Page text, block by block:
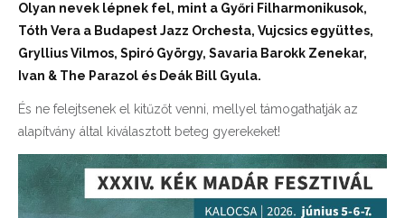
Olyan nevek lépnek fel, mint a Győri Filharmonikusok,
Tóth Vera a Budapest Jazz Orchesta, Vujcsics együttes,
Gryllius Vilmos, Spiró György, Savaria Barokk Zenekar,
Ivan & The Parazol és Deák Bill Gyula.
És ne felejtsenek el kitűzőt venni, mellyel támogathatják az
alapítvány által kiválasztott beteg gyerekeket!